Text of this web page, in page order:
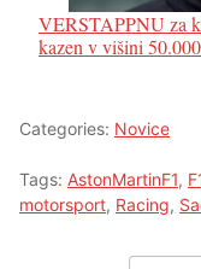
VERSTAPPNU za
kazen v višini
Categories: Novice
Tags: AstonMartinF1,
motorsport, Racing,